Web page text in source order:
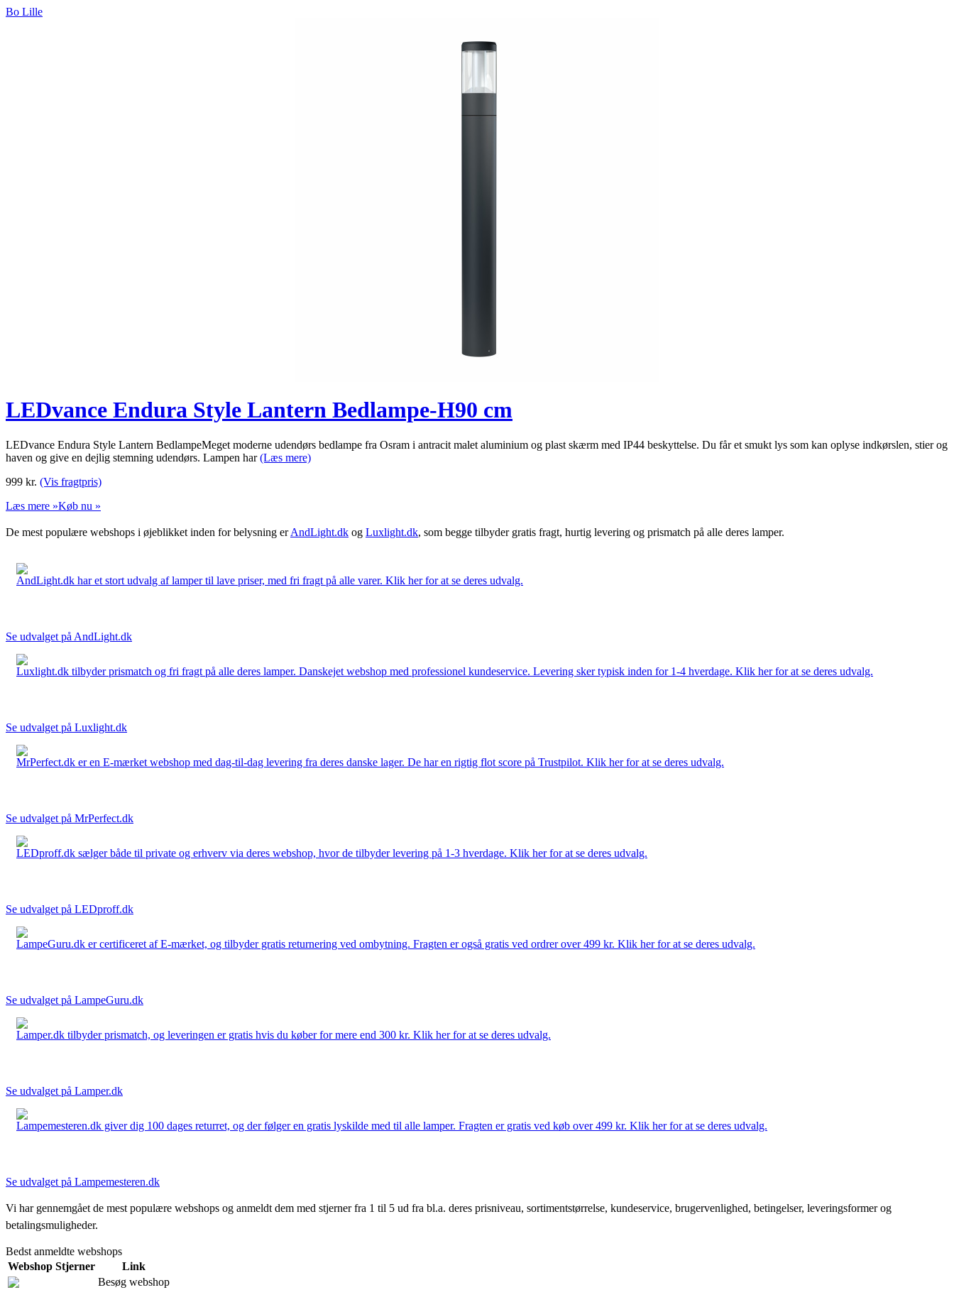
Bo Lille
LEDvance Endura Style Lantern Bedlampe-H90 cm
LEDvance Endura Style Lantern BedlampeMeget moderne udendørs bedlampe fra Osram i antracit malet aluminium og plast skærm med IP44 beskyttelse. Du får et smukt lys som kan oplyse indkørslen, stier og
haven og give en dejlig stemning udendørs. Lampen har(Læs mere)
999 kr. (Vis fragtpris)
Læs mere »Køb nu »
De mest populære webshops i øjeblikket inden for belysning erAndLight.dk og Luxlight.dk, som begge tilbyder gratis fragt, hurtig levering og prismatch på alle deres lamper.
AndLight.dk har et stort udvalg af lamper til lave priser, med fri fragt på alle varer. Klik her for at se deres udvalg.
Se udvalget på AndLight.dk
Luxlight.dk tilbyder prismatch og fri fragt på alle deres lamper. Danskejet webshop med professionel kundeservice. Levering sker typisk inden for 1-4 hverdage. Klik her for at se deres udvalg.
Se udvalget på Luxlight.dk
MrPerfect.dk er en E-mærket webshop med dag-til-dag levering fra deres danske lager. De har en rigtig flot score på Trustpilot. Klik her for at se deres udvalg.
Se udvalget på MrPerfect.dk
LEDproff.dk sælger både til private og erhverv via deres webshop, hvor de tilbyder levering på 1-3 hverdage. Klik her for at se deres udvalg.
Se udvalget på LEDproff.dk
LampeGuru.dk er certificeret af E-mærket, og tilbyder gratis returnering ved ombytning. Fragten er også gratis ved ordrer over 499 kr. Klik her for at se deres udvalg.
Se udvalget på LampeGuru.dk
Lamper.dk tilbyder prismatch, og leveringen er gratis hvis du køber for mere end 300 kr. Klik her for at se deres udvalg.
Se udvalget på Lamper.dk
Lampemesteren.dk giver dig 100 dages returret, og der følger en gratis lyskilde med til alle lamper. Fragten er gratis ved køb over 499 kr. Klik her for at se deres udvalg.
Se udvalget på Lampemesteren.dk
Vi har gennemgået de mest populære webshops og anmeldt dem med stjerner fra 1 til 5 ud fra bl.a. deres prisniveau, sortimentstørrelse, kundeservice, brugervenlighed, betingelser, leveringsformer og
betalingsmuligheder.
Bedst anmeldte webshops
Webshop Stjerner
Link
Besøg webshop